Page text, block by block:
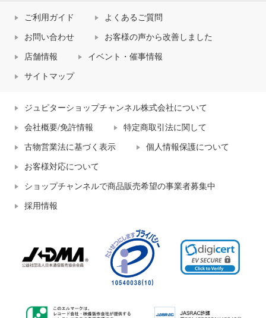
ご利用ガイド よくあるご質問
お問い合わせ お客様の声から改善しました
店舗情報 イベント・催事情報
サイトマップ
ジュピターショップチャンネル株式会社について
会社概要/免許情報 特定商取引法に関して
古物営業法に基づく表示 個人情報保護について
お客様対応について
ショップチャンネルで商品販売希望の事業者募集中
採用情報